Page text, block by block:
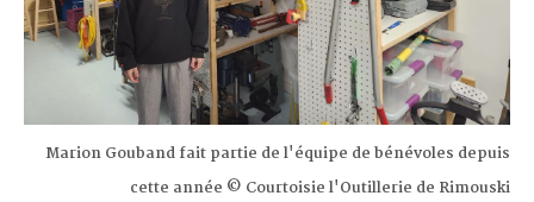
Marion Gouband fait partie de l'équipe de bénévoles depuis
cette année © Courtoisie l'Outillerie de Rimouski